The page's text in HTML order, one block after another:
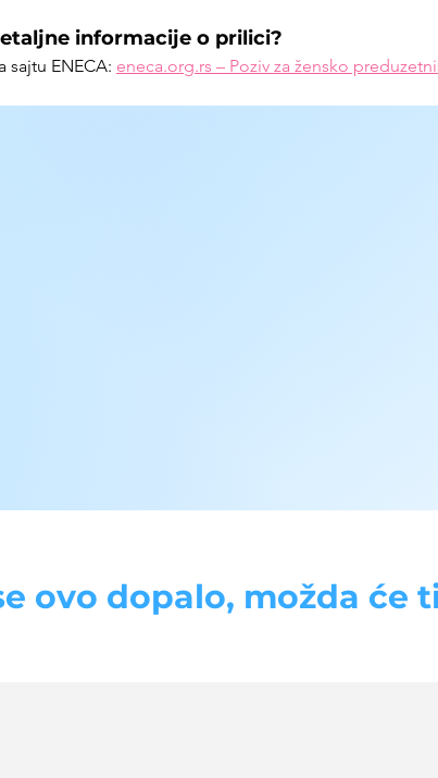
informacije o prilici?
sajtu ENECA: eneca.org.rs – Poziv za žensko
ovo dopalo, možda će